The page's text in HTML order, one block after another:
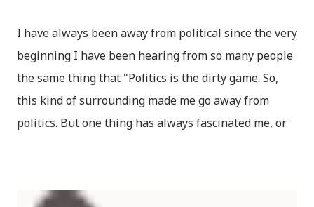
I have always been away from political since the very
beginning I have been hearing from so many people
the same thing that "Politics is the dirty game. So,
this kind of surrounding made me go away from
politics. But one thing has always fascinated me, or
Sonia Gandhi..."Sonia Gandhi" for me is the idol in